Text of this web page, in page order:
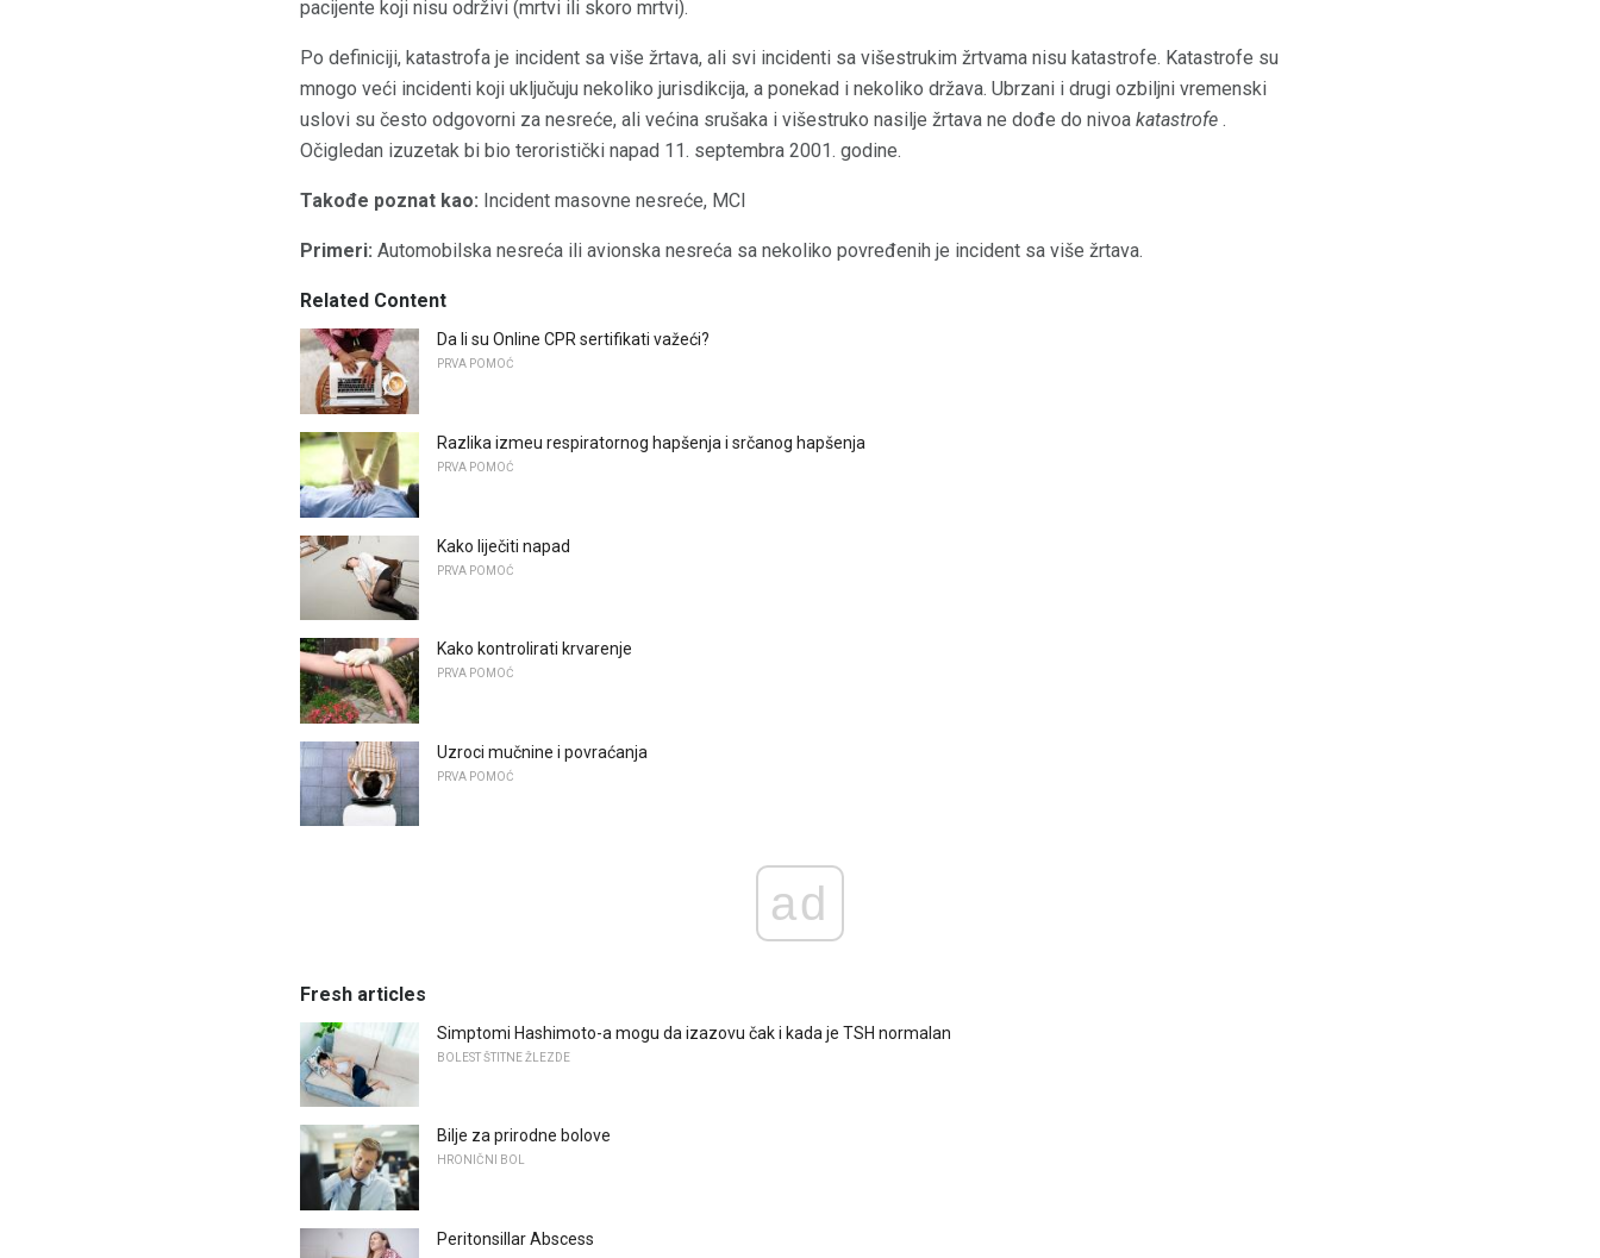
pacijente koji nisu održivi (mrtvi ili skoro mrtvi).
Po definiciji, katastrofa je incident sa više žrtava, ali svi incidenti sa višestrukim žrtvama nisu katastrofe. Katastrofe su
mnogo veći incidenti koji uključuju nekoliko jurisdikcija, a ponekad i nekoliko država. Ubrzani i drugi ozbiljni vremenski
uslovi su često odgovorni za nesreće, ali većina srušaka i višestruko nasilje žrtava ne dođe do nivoa katastrofe .
Očigledan izuzetak bi bio teroristički napad 11. septembra 2001. godine.
Takođe poznat kao: Incident masovne nesreće, MCI
Primeri: Automobilska nesreća ili avionska nesreća sa nekoliko povređenih je incident sa više žrtava.
Related Content
Da li su Online CPR sertifikati važeći?
PRVA POMOĆ
Razlika izmeu respiratornog hapšenja i srčanog hapšenja
PRVA POMOĆ
Kako liječiti napad
PRVA POMOĆ
Kako kontrolirati krvarenje
PRVA POMOĆ
Uzroci mučnine i povraćanja
PRVA POMOĆ
ad
Fresh articles
Simptomi Hashimoto-a mogu da izazovu čak i kada je TSH normalan
BOLEST ŠTITNE ŽLEZDE
Bilje za prirodne bolove
HRONIČNI BOL
Peritonsillar Abscess